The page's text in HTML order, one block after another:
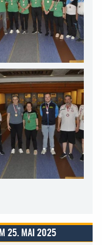
25. MAI 2025